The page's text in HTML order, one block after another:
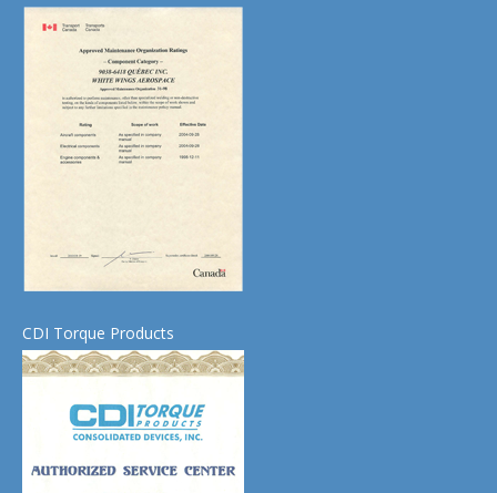
CDI Torque Products